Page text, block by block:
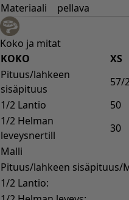
Materiaali
pellava
Koko ja mitat
KOKO
XS
Pituus/lahkeen
sisäpituus
57/
1/2 Lantio
50
1/2 Helman
leveysnertill
30
Malli
Pituus/lahkeen sisäpituus/
1/2 Lantio: